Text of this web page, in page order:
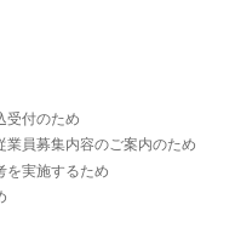
受付のため
員募集内容のご案内のため
を実施するため